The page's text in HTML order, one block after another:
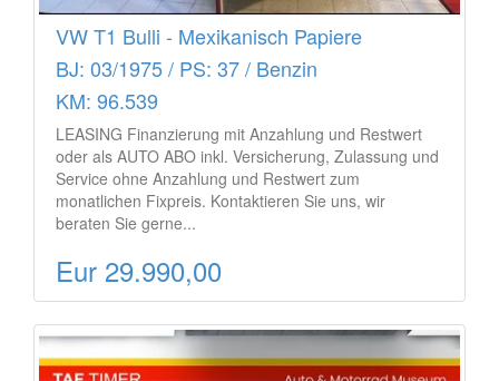
VW T1 Bulli - Mexikanisch Papiere
BJ: 03/1975 / PS: 37 / Benzin
KM: 96.539
LEASING Finanzierung mit Anzahlung und Restwert
oder als AUTO ABO inkl. Versicherung, Zulassung und
Service ohne Anzahlung und Restwert zum
monatlichen Fixpreis. Kontaktieren Sie uns, wir
beraten Sie gerne...
Eur 29.990,00